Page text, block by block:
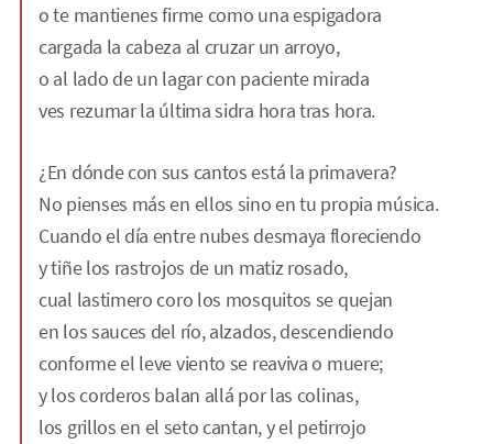
o te mantienes firme como una espigadora
cargada la cabeza al cruzar un arroyo,
o al lado de un lagar con paciente mirada
ves rezumar la última sidra hora tras hora.
¿En dónde con sus cantos está la primavera?
No pienses más en ellos sino en tu propia música.
Cuando el día entre nubes desmaya floreciendo
y tiñe los rastrojos de un matiz rosado,
cual lastimero coro los mosquitos se quejan
en los sauces del río, alzados, descendiendo
conforme el leve viento se reaviva o muere;
y los corderos balan allá por las colinas,
los grillos en el seto cantan, y el petirrojo